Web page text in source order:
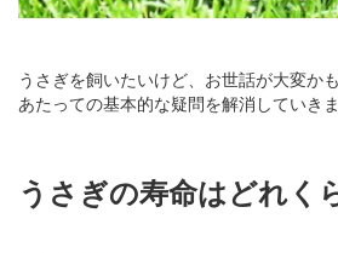
うさぎを飼いたいけど、お世話が大変か
あたっての基本的な疑問を解消していきま
うさぎの寿命はどれく